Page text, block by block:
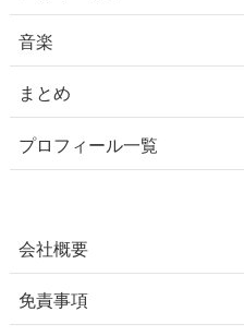
音楽
まとめ
プロフィール一覧
会社概要
免責事項